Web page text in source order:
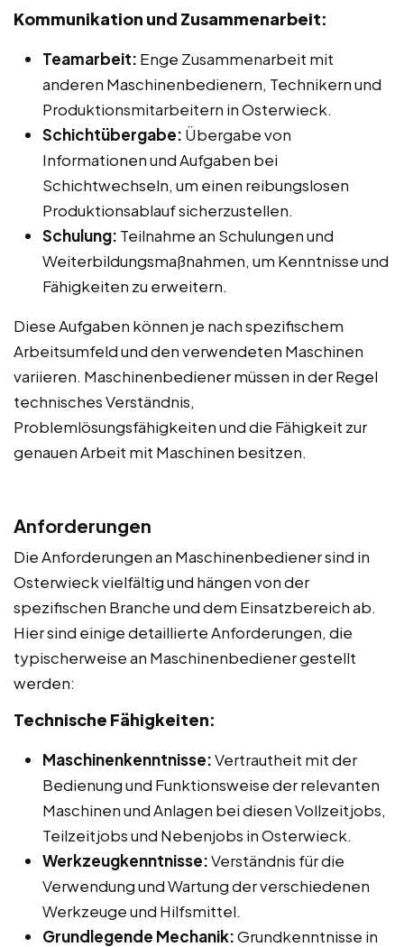
Kommunikation und Zusammenarbeit:
Teamarbeit: Enge Zusammenarbeit mit
anderen Maschinenbedienern, Technikern und
Produktionsmitarbeitern in Osterwieck.
Schichtübergabe: Übergabe von
Informationen und Aufgaben bei
Schichtwechseln, um einen reibungslosen
Produktionsablauf sicherzustellen.
Schulung: Teilnahme an Schulungen und
Weiterbildungsmaßnahmen, um Kenntnisse und
Fähigkeiten zu erweitern.
Diese Aufgaben können je nach spezifischem
Arbeitsumfeld und den verwendeten Maschinen
variieren. Maschinenbediener müssen in der Regel
technisches Verständnis,
Problemlösungsfähigkeiten und die Fähigkeit zur
genauen Arbeit mit Maschinen besitzen.
Anforderungen
Die Anforderungen an Maschinenbediener sind in
Osterwieck vielfältig und hängen von der
spezifischen Branche und dem Einsatzbereich ab.
Hier sind einige detaillierte Anforderungen, die
typischerweise an Maschinenbediener gestellt
werden:
Technische Fähigkeiten:
Maschinenkenntnisse:Vertrautheit mit der
Bedienung und Funktionsweise der relevanten
Maschinen und Anlagen bei diesen Vollzeitjobs,
Teilzeitjobs und Nebenjobs in Osterwieck.
Werkzeugkenntnisse:Verständnis für die
Verwendung und Wartung der verschiedenen
Werkzeuge und Hilfsmittel.
Grundlegende Mechanik:Grundkenntnisse in